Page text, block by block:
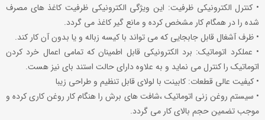
• کنترل الکترونیکی ظرفیت: این ویژگی الکترونیکی ظرفیت کاغذ های مصرف
شده را در همگام کار مشخص کرده و مانع گیر کاغذ می گردد.
• ظرف آشغال قابل جابجایی که می تواند با کیسه زباله و یا بدون آن کار کند.
• عملکرد اتوماتیک: برد الکترونیکی قابل اطمینان که تمامی اعمال خرد کردن
اتوماتیک را کنترل می نماید و به علاوه دارای حالت استند بای نیز هست.
• کیفیت عالی قطعات: کابینت با لولای قابل تنظیم و طراحی زیبا
• سیستم روغن زنی اتوماتیک ،شافت های برش را هنگام کار روغن کاری کرده و
موجب تضمین حجم بالای کار می گردد.